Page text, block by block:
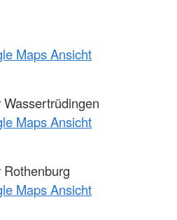
Maps Ansicht
Maps Ansicht
Maps Ansicht